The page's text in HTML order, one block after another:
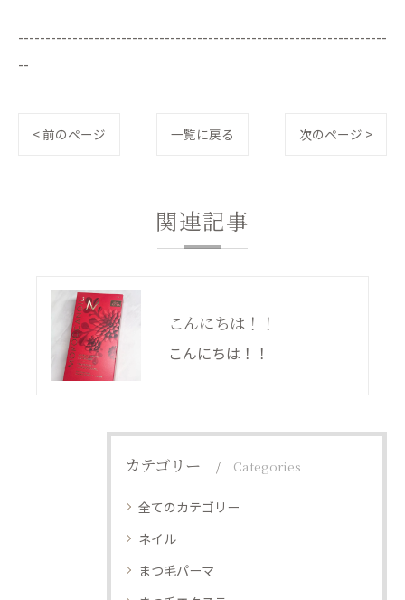
--------------------------------------------------------------------
--
< 前のページ 一覧に戻る 次のページ >
関連記事
こんにちは！！
こんにちは！！
カテゴリー Categories
全てのカテゴリー
ネイル
まつ毛パーマ